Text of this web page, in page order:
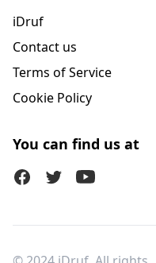
iDruf
Contact us
Terms of Service
Cookie Policy
You can find us at
FacebookTwitter (X)Youtube